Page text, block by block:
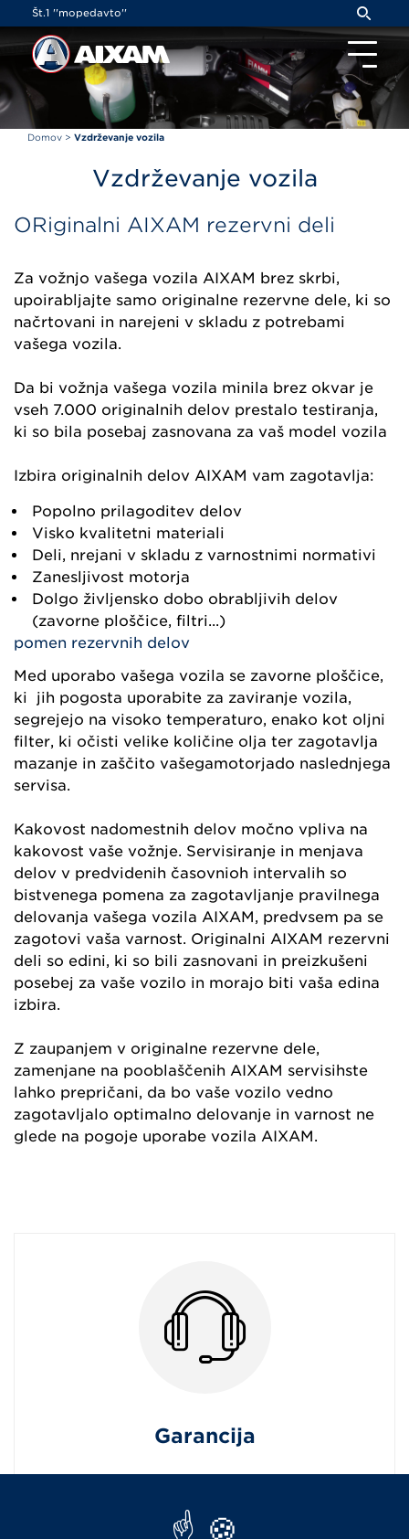
Št.1 ''mopedavto''
Domov > Vzdrževanje vozila
Vzdrževanje vozila
ORiginalni AIXAM rezervni deli
Za vožnjo vašega vozila AIXAM brez skrbi,
upoirabljajte samo originalne rezervne dele, ki so
načrtovani in narejeni v skladu z potrebami
vašega vozila.
Da bi vožnja vašega vozila minila brez okvar je
vseh 7.000 originalnih delov prestalo testiranja,
ki so bila posebaj zasnovana za vaš model vozila
Izbira originalnih delov AIXAM vam zagotavlja:
Popolno prilagoditev delov
Visko kvalitetni materiali
Deli, nrejani v skladu z varnostnimi normativi
Zanesljivost motorja
Dolgo življensko dobo obrabljivih delov
(zavorne ploščice, filtri...)
pomen rezervnih delov
Med uporabo vašega vozila se zavorne ploščice,
ki jih pogosta uporabite za zaviranje vozila,
segrejejo na visoko temperaturo, enako kot oljni
filter, ki očisti velike količine olja ter zagotavlja
mazanje in zaščito vašegamotorjado naslednjega
servisa.
Kakovost nadomestnih delov močno vpliva na
kakovost vaše vožnje. Servisiranje in menjava
delov v predvidenih časovnioh intervalih so
bistvenega pomena za zagotavljanje pravilnega
delovanja vašega vozila AIXAM, predvsem pa se
zagotovi vaša varnost. Originalni AIXAM rezervni
deli so edini, ki so bili zasnovani in preizkušeni
posebej za vaše vozilo in morajo biti vaša edina
izbira.
Z zaupanjem v originalne rezervne dele,
zamenjane na pooblaščenih AIXAM servisihste
lahko prepričani, da bo vaše vozilo vedno
zagotavljalo optimalno delovanje in varnost ne
glede na pogoje uporabe vozila AIXAM.
Garancija
Cookies management panel